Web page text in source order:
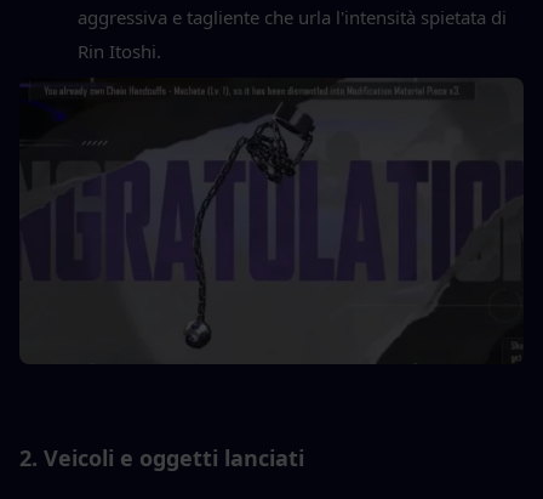
aggressiva e tagliente che urla l'intensità spietata di
Rin Itoshi.
2. Veicoli e oggetti lanciati